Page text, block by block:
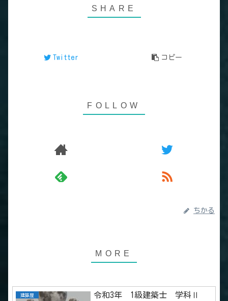
Twitter コピー
ちかる
建築屋
令和3年 1級建築士 学科Ⅱ